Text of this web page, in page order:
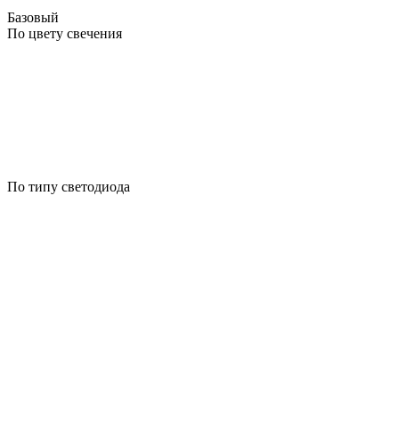
Базовый
По цвету свечения
По типу светодиода